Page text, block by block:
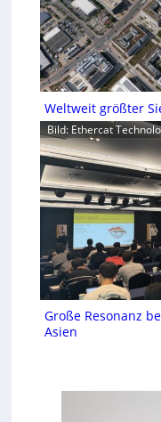
Weltweit größter
Bild: Ethercat
Große Resonanz
Asien